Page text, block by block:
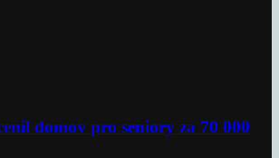
domov pro seniory za 70 000